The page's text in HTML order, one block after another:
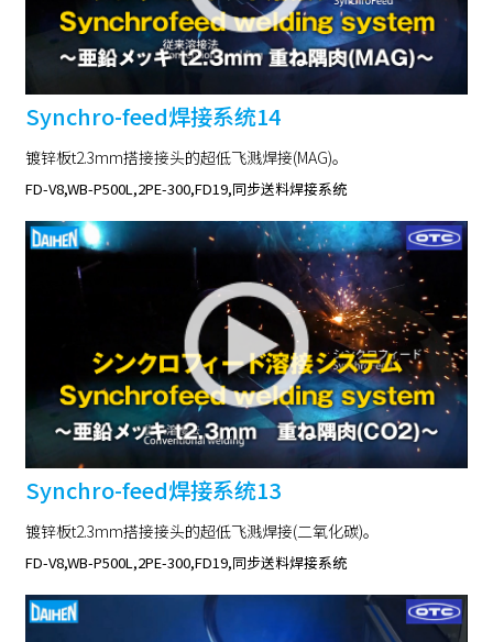
Synchro-feed焊接系统14
镀锌板t2.3mm搭接接头的超低飞溅焊接(MAG)。
FD-V8,WB-P500L,2PE-300,FD19,同步送料焊接系统
Synchro-feed焊接系统13
镀锌板t2.3mm搭接接头的超低飞溅焊接(二氧化碳)。
FD-V8,WB-P500L,2PE-300,FD19,同步送料焊接系统